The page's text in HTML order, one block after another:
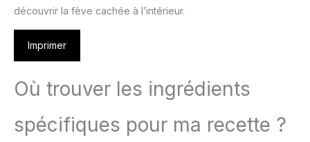
découvrir la fève cachée à l’intérieur.
Imprimer
Où trouver les ingrédients
spécifiques pour ma recette ?